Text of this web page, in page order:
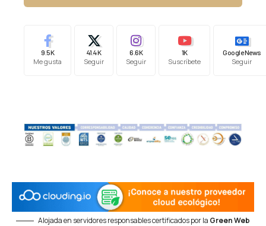
9.5K
Me gusta
41.4K
Seguir
6.6K
Seguir
1K
Suscríbete
Google News
Seguir
Alojada en servidores responsables certificados por la Green Web